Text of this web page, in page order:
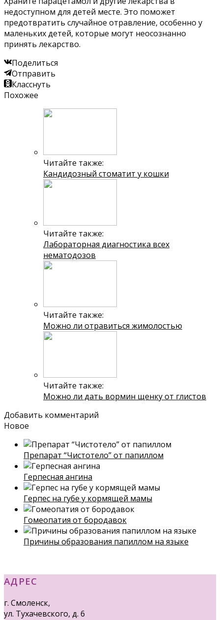
недоступном для детей месте. Это поможет
предотвратить случайное отравление, особенно у
маленьких детей, которые могут неосознанно
принять лекарство.
Поделиться
Отправить
Класснуть
Похожее
Читайте также:
Кандидозный стоматит у кошки
Читайте также:
Лабораторная диагностика всех
нематодозов
Читайте также:
Можно ли отравиться жимолостью
Читайте также:
Можно ли дать вормин щенку от глистов
Добавить комментарий
Новое
Препарат “Чистотело” от папиллом
Герпесная ангина
Герпес на губе у кормящей мамы
Гомеопатия от бородавок
Причины образования папиллом на языке
АДРЕС
г. Смоленск,
ул. Тухачевского, д. 6